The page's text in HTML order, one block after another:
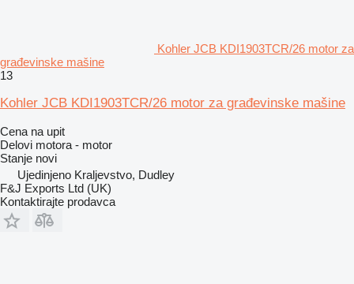
Kohler JCB KDI1903TCR/26 motor za
građevinske mašine
13
Kohler JCB KDI1903TCR/26 motor za građevinske mašine
Cena na upit
Delovi motora - motor
Stanje novi
Ujedinjeno Kraljevstvo, Dudley
F&J Exports Ltd (UK)
Kontaktirajte prodavca